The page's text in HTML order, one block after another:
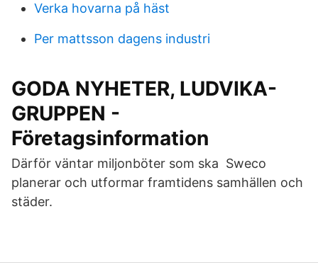
Verka hovarna på häst
Per mattsson dagens industri
GODA NYHETER, LUDVIKA-
GRUPPEN -
Företagsinformation
Därför väntar miljonböter som ska Sweco
planerar och utformar framtidens samhällen och
städer.